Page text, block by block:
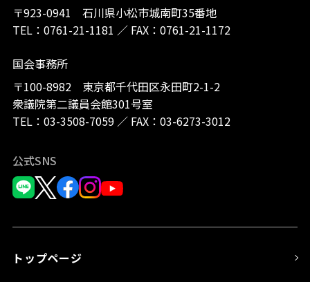
〒923-0941 石川県小松市城南町35番地
TEL： 0761-21-1181 ／ FAX：0761-21-1172
国会事務所
〒100-8982 東京都千代田区永田町2-1-2
衆議院第二議員会館301号室
TEL： 03-3508-7059／ FAX：03-6273-3012
公式SNS
トップページ